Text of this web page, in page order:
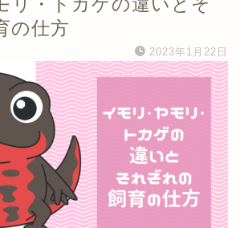
の仕方
2023年1月22日